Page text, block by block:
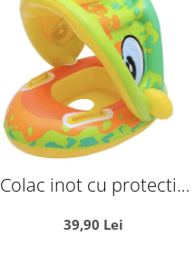
Colac inot cu protectie
galben
39,90 Lei